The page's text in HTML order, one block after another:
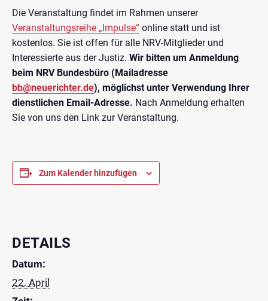
Die Veranstaltung findet im Rahmen unserer
Veranstaltungsreihe „Impulse“ online statt und ist
kostenlos. Sie ist offen für alle NRV-Mitglieder und
Interessierte aus der Justiz. Wir bitten um Anmeldung
beim NRV Bundesbüro (Mailadresse
bb@neuerichter.de), möglichst unter Verwendung Ihrer
dienstlichen Email-Adresse. Nach Anmeldung erhalten
Sie von uns den Link zur Veranstaltung.
Zum Kalender hinzufügen
DETAILS
Datum:
22. April